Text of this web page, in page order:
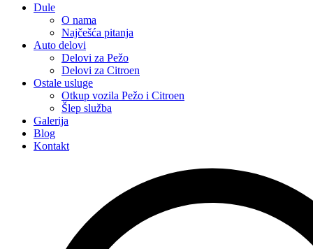
Dule
O nama
Najčešća pitanja
Auto delovi
Delovi za Pežo
Delovi za Citroen
Ostale usluge
Otkup vozila Pežo i Citroen
Šlep služba
Galerija
Blog
Kontakt